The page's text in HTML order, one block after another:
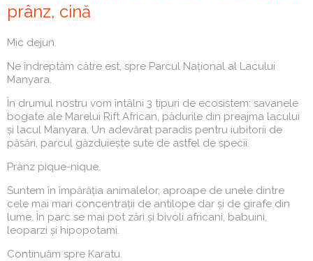
prânz, cină
Mic dejun.
Ne îndreptăm către est, spre Parcul Național al Lacului
Manyara.
În drumul nostru vom întâlni 3 tipuri de ecosistem: savanele
bogate ale Marelui Rift African, pădurile din preajma lacului
și lacul Manyara. Un adevărat paradis pentru iubitorii de
păsări, parcul găzduiește sute de astfel de specii.
Prânz pique-nique.
Suntem în împărăția animalelor, aproape de unele dintre
cele mai mari concentrații de antilope dar și de girafe din
lume. În parc se mai pot zări și bivoli africani, babuini,
leoparzi și hipopotami.
Continuăm spre Karatu.